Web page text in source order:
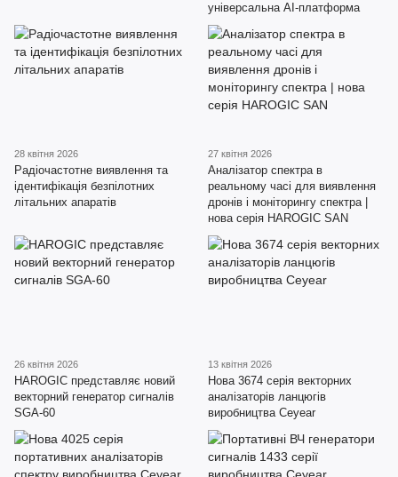
універсальна AI-платформа
28 квітня 2026
Радіочастотне виявлення та
ідентифікація безпілотних
літальних апаратів
27 квітня 2026
Аналізатор спектра в
реальному часі для виявлення
дронів і моніторингу спектра |
нова серія HAROGIC SAN
26 квітня 2026
HAROGIC представляє новий
векторний генератор сигналів
SGA-60
13 квітня 2026
Нова 3674 серія векторних
аналізаторів ланцюгів
виробництва Ceyear